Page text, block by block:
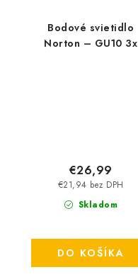
Bodové svietidlo
Norton – GU10 3x
Skladom
€21,94 bez DPH
€26,99
DO KOŠÍKA